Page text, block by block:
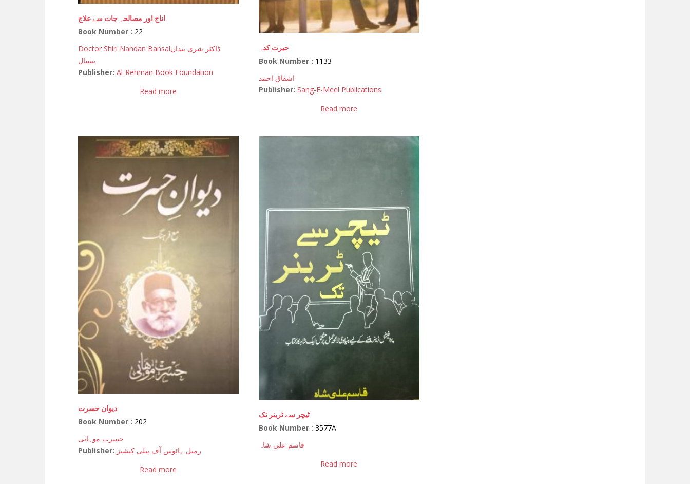
اناج اور مصالحہ جات سے علاج
Book Number : 22
Doctor Shiri Nandan Bansalڈاکٹر شری ننداں
بنسال
Publisher: Al-Rehman Book Foundation
Read more
حیرت کدہ
Book Number : 1133
اشفاق احمد
Publisher: Sang-E-Meel Publications
Read more
دیوان حسرت
Book Number : 202
حسرت موہانی
Publisher: رمیل ہائوس آف پبلی کیشنز
Read more
ٹیچر سے ٹرینر تک
Book Number :3577A
قاسم علی شاہ
Read more